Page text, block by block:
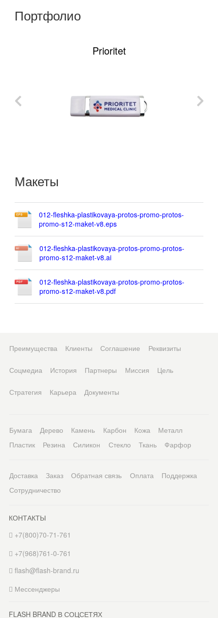
Портфолио
Prioritet
Макеты
012-fleshka-plastikovaya-protos-promo-protos-
promo-s12-maket-v8.eps
012-fleshka-plastikovaya-protos-promo-protos-
promo-s12-maket-v8.ai
012-fleshka-plastikovaya-protos-promo-protos-
promo-s12-maket-v8.pdf
Преимущества Клиенты Соглашение Реквизиты
Соцмедиа История Партнеры Миссия Цель
Стратегия Карьера Документы
Бумага Дерево Камень Карбон Кожа
Металл
Пластик
Резина Силикон Стекло Ткань Фарфор
Доставка Заказ Обратная связь Оплата
Поддержка
Сотрудничество
КОНТАКТЫ
+7(800)70-71-761
+7(968)761-0-761
flash@flash-brand.ru
Мессенджеры
FLASH BRAND В СОЦСЕТЯХ